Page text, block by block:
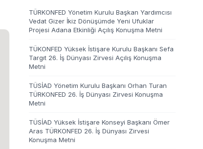
TÜRKONFED Yönetim Kurulu Başkan Yardımcısı
Vedat Gizer İkiz Dönüşümde Yeni Ufuklar
Projesi Adana Etkinliği Açılış Konuşma Metni
TÜKONFED Yüksek İstişare Kurulu Başkanı Sefa
Targıt 26. İş Dünyası Zirvesi Açılış Konuşma
Metni
TÜSİAD Yönetim Kurulu Başkanı Orhan Turan
TÜRKONFED 26. İş Dünyası Zirvesi Konuşma
Metni
TÜSİAD Yüksek İstişare Konseyi Başkanı Ömer
Aras TÜRKONFED 26. İş Dünyası Zirvesi
Konuşma Metni